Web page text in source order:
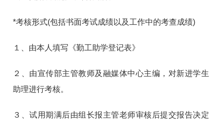
*考核形式(包括书面考试成绩以及工作中的考查成绩)
１、由本人填写《勤工助学登记表》
２、由宣传部主管教师及融媒体中心主编，对新进学生
助理进行考核。
３、试用期满后由组长报主管老师审核后提交报告决定